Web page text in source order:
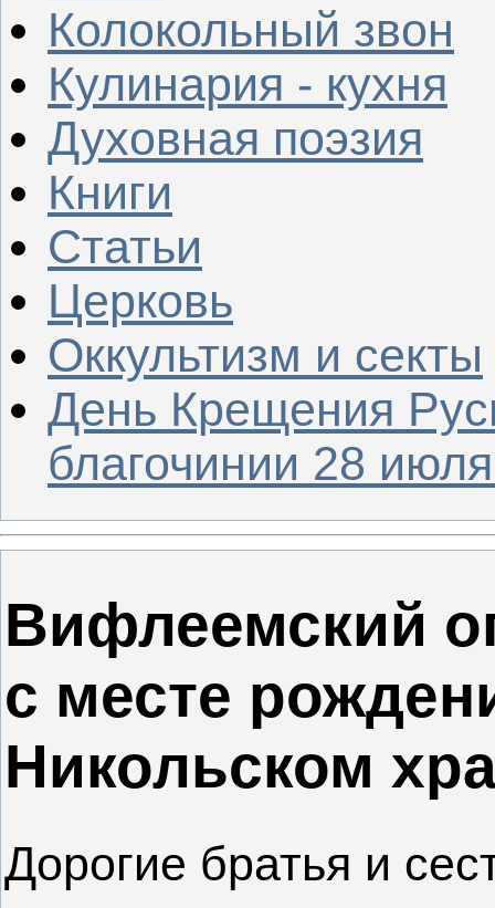
Колокольный звон
Кулинария - кухня
Духовная поэзия
Книги
Статьи
Церковь
Оккультизм и секты
День Крещения
благочинии 28
Вифлеемский
с месте
Никольском
Дорогие братья и